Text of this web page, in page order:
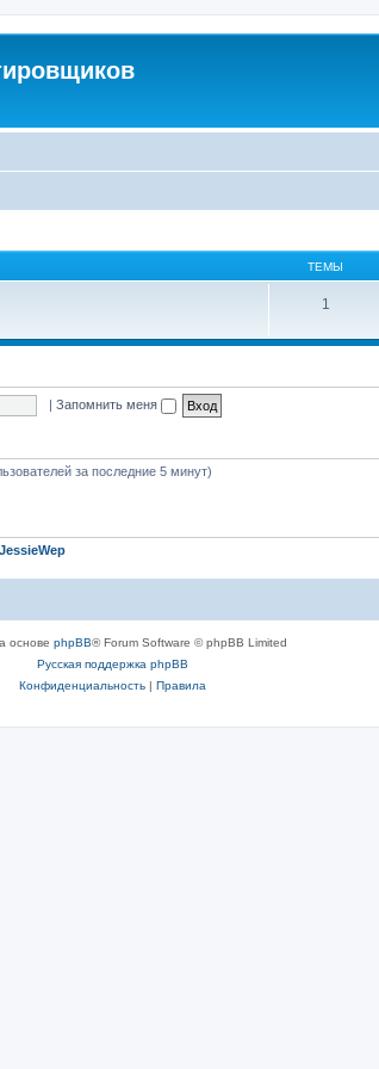
ТЕМЫ
1
| Запомнить меня
за последние 5 минут)
JessieWep
основе phpBB® Forum Software © phpBB Limited
Русская поддержка phpBB
Конфиденциальность| Правила